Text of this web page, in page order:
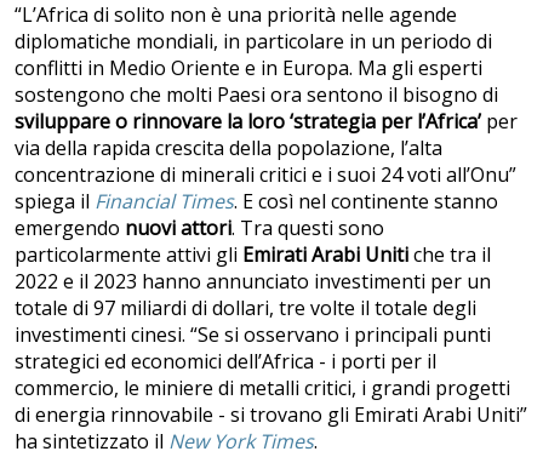
“L’Africa di solito non è una priorità nelle agende
diplomatiche mondiali, in particolare in un periodo di
conflitti in Medio Oriente e in Europa. Ma gli esperti
sostengono che molti Paesi ora sentono il bisogno di
sviluppare o rinnovare la loro ‘strategia per l’Africa’ per
via della rapida crescita della popolazione, l’alta
concentrazione di minerali critici e i suoi 24 voti all’Onu”
spiega il Financial Times. E così nel continente stanno
emergendo nuovi attori. Tra questi sono
particolarmente attivi gli Emirati Arabi Unitiche tra il
2022 e il 2023 hanno annunciato investimenti per un
totale di 97 miliardi di dollari, tre volte il totale degli
investimenti cinesi. “Se si osservano i principali punti
strategici ed economici dell’Africa - i porti per il
commercio, le miniere di metalli critici, i grandi progetti
di energia rinnovabile - si trovano gli Emirati Arabi Uniti”
ha sintetizzato il New York Times.